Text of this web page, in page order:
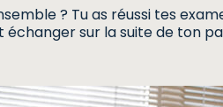
? Tu as réussi tes
sur la suite de ton